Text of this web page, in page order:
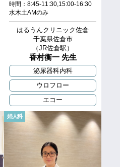
時間：8:45-11:30,15:00-16:30
水木土AMのみ
はるうんクリニック佐倉
千葉県佐倉市
（JR佐倉駅）
香村衡一 先生
泌尿器科内科
ウロフロー
エコー
婦人科